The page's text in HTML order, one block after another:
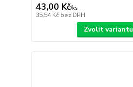
43,00 Kč/ks
35,54 Kč bez DPH
Zvolit variantu